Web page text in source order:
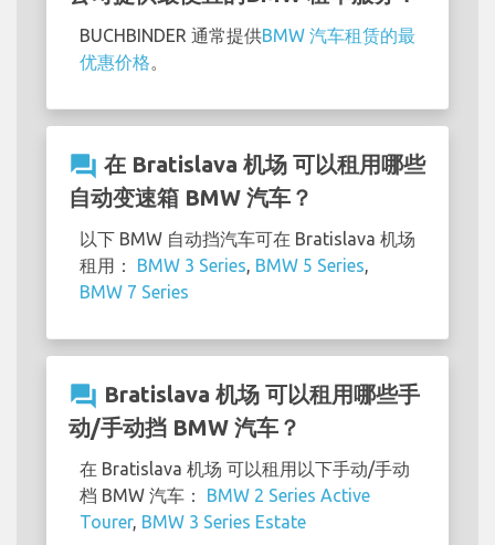
BUCHBINDER 通常提供BMW 汽车租赁的最
优惠价格。
question_answer 在 Bratislava 机场 可以租用哪些
自动变速箱 BMW 汽车？
以下 BMW 自动挡汽车可在 Bratislava 机场
租用： BMW 3 Series, BMW 5 Series,
BMW 7 Series
question_answer Bratislava 机场 可以租用哪些手
动/手动挡 BMW 汽车？
在 Bratislava 机场 可以租用以下手动/手动
档 BMW 汽车： BMW 2 Series Active
Tourer, BMW 3 Series Estate